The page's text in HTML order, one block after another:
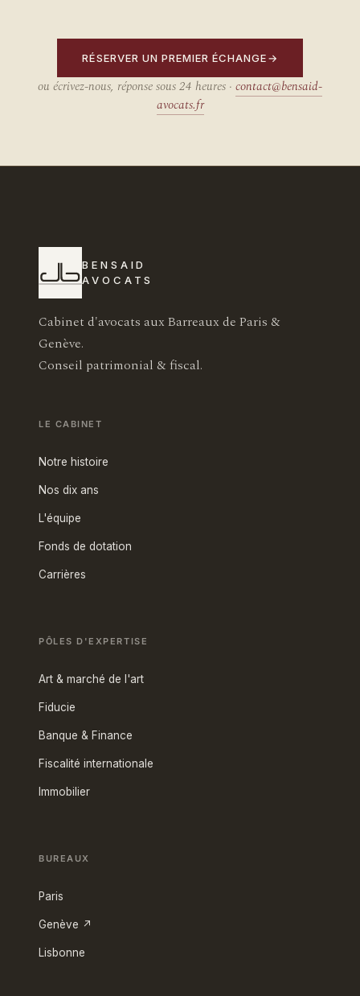
RÉSERVER UN PREMIER ÉCHANGE
ou écrivez-nous, réponse sous 24 heures · contact@bensaid-
avocats.fr
BENSAID
AVOCATS
Cabinet d'avocats aux Barreaux de Paris &
Genève.
Conseil patrimonial & fiscal.
LE CABINET
Notre histoire
Nos dix ans
L'équipe
Fonds de dotation
Carrières
PÔLES D'EXPERTISE
Art & marché de l'art
Fiducie
Banque & Finance
Fiscalité internationale
Immobilier
BUREAUX
Paris
Genève ↗
Lisbonne